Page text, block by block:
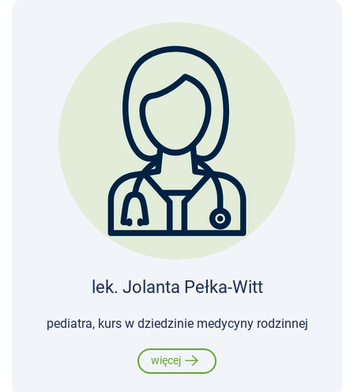
lek. Jolanta Pełka-Witt
pediatra, kurs w dziedzinie medycyny rodzinnej
więcej